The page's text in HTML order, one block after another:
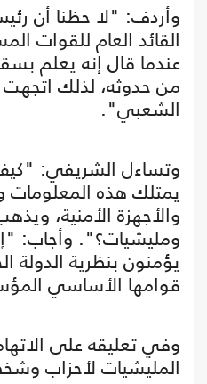
وأردف: "لا حظنا أن
القائد العام للقوات
عندما قال إنه يعلم
من حدوثه، لذلك
الشعبي".
وتساءل الشريفي:
يمتلك هذه المعلومات
والأجهزة الأمنية،
ومليشيات؟". وأجاب:
يؤمنون بنظرية الدولة
قوامها الأساسي
وفي تعليقه على
المليشيات لأحزاب